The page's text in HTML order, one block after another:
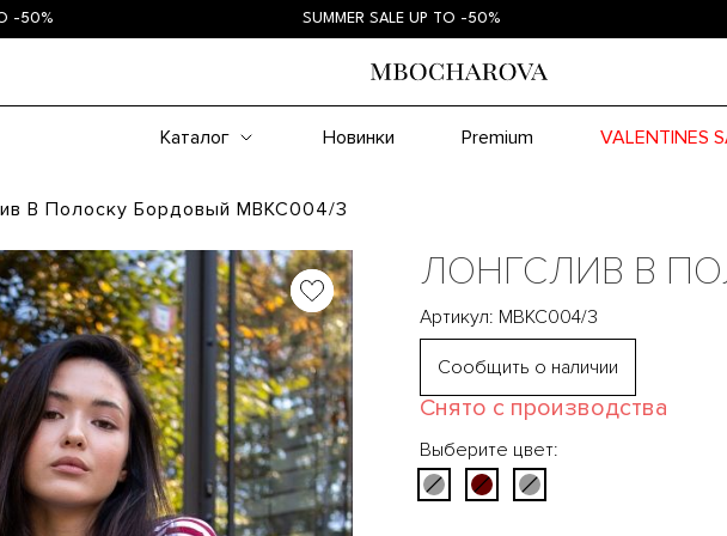
SUMMER SALE UP TO -50%
Каталог Новинки Premium VALENTINES
В Полоску Бордовый MBKC004/3
ЛОНГСЛИВ В
Артикул: MBKC004/3
Сообщить о наличии
Снято с производства
Выберите цвет: